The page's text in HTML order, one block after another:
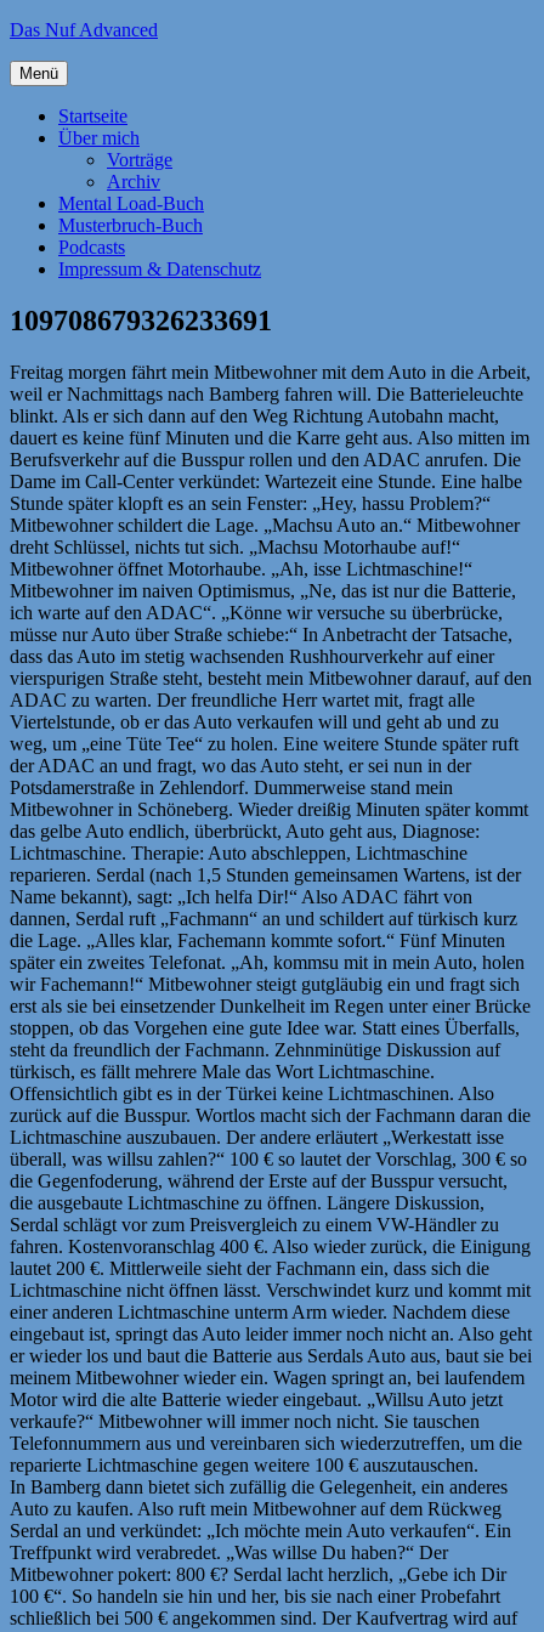
Zum
springen
Das Nuf Advanced
Menü
Startseite
Über mich
Vorträge
Archiv
Mental Load-Buch
Musterbruch-Buch
Podcasts
Impressum & Datenschutz
109708679326233691
Freitag morgen fährt mein Mitbewohner mit dem Auto in die Arbeit,
weil er Nachmittags nach Bamberg fahren will. Die Batterieleuchte
blinkt. Als er sich dann auf den Weg Richtung Autobahn macht,
dauert es keine fünf Minuten und die Karre geht aus. Also mitten im
Berufsverkehr auf die Busspur rollen und den ADAC anrufen. Die
Dame im Call-Center verkündet: Wartezeit eine Stunde. Eine halbe
Stunde später klopft es an sein Fenster: „Hey, hassu Problem?“
Mitbewohner schildert die Lage. „Machsu Auto an.“ Mitbewohner
dreht Schlüssel, nichts tut sich. „Machsu Motorhaube auf!“
Mitbewohner öffnet Motorhaube. „Ah, isse Lichtmaschine!“
Mitbewohner im naiven Optimismus, „Ne, das ist nur die Batterie,
ich warte auf den ADAC“. „Könne wir versuche su überbrücke,
müsse nur Auto über Straße schiebe:“ In Anbetracht der Tatsache,
dass das Auto im stetig wachsenden Rushhourverkehr auf einer
vierspurigen Straße steht, besteht mein Mitbewohner darauf, auf den
ADAC zu warten. Der freundliche Herr wartet mit, fragt alle
Viertelstunde, ob er das Auto verkaufen will und geht ab und zu
weg, um „eine Tüte Tee“ zu holen. Eine weitere Stunde später ruft
der ADAC an und fragt, wo das Auto steht, er sei nun in der
Potsdamerstraße in Zehlendorf. Dummerweise stand mein
Mitbewohner in Schöneberg. Wieder dreißig Minuten später kommt
das gelbe Auto endlich, überbrückt, Auto geht aus, Diagnose:
Lichtmaschine. Therapie: Auto abschleppen, Lichtmaschine
reparieren. Serdal (nach 1,5 Stunden gemeinsamen Wartens, ist der
Name bekannt), sagt: „Ich helfa Dir!“ Also ADAC fährt von
dannen, Serdal ruft „Fachmann“ an und schildert auf türkisch kurz
die Lage. „Alles klar, Fachemann kommte sofort.“ Fünf Minuten
später ein zweites Telefonat. „Ah, kommsu mit in mein Auto, holen
wir Fachemann!“ Mitbewohner steigt gutgläubig ein und fragt sich
erst als sie bei einsetzender Dunkelheit im Regen unter einer Brücke
stoppen, ob das Vorgehen eine gute Idee war. Statt eines Überfalls,
steht da freundlich der Fachmann. Zehnminütige Diskussion auf
türkisch, es fällt mehrere Male das Wort Lichtmaschine.
Offensichtlich gibt es in der Türkei keine Lichtmaschinen. Also
zurück auf die Busspur. Wortlos macht sich der Fachmann daran die
Lichtmaschine auszubauen. Der andere erläutert „Werkestatt isse
überall, was willsu zahlen?“ 100 € so lautet der Vorschlag, 300 € so
die Gegenfoderung, während der Erste auf der Busspur versucht,
die ausgebaute Lichtmaschine zu öffnen. Längere Diskussion,
Serdal schlägt vor zum Preisvergleich zu einem VW-Händler zu
fahren. Kostenvoranschlag 400 €. Also wieder zurück, die Einigung
lautet 200 €. Mittlerweile sieht der Fachmann ein, dass sich die
Lichtmaschine nicht öffnen lässt. Verschwindet kurz und kommt mit
einer anderen Lichtmaschine unterm Arm wieder. Nachdem diese
eingebaut ist, springt das Auto leider immer noch nicht an. Also geht
er wieder los und baut die Batterie aus Serdals Auto aus, baut sie bei
meinem Mitbewohner wieder ein. Wagen springt an, bei laufendem
Motor wird die alte Batterie wieder eingebaut. „Willsu Auto jetzt
verkaufe?“ Mitbewohner will immer noch nicht. Sie tauschen
Telefonnummern aus und vereinbaren sich wiederzutreffen, um die
reparierte Lichtmaschine gegen weitere 100 € auszutauschen.
In Bamberg dann bietet sich zufällig die Gelegenheit, ein anderes
Auto zu kaufen. Also ruft mein Mitbewohner auf dem Rückweg
Serdal an und verkündet: „Ich möchte mein Auto verkaufen“. Ein
Treffpunkt wird verabredet. „Was willse Du haben?“ Der
Mitbewohner pokert: 800 €? Serdal lacht herzlich, „Gebe ich Dir
100 €“. So handeln sie hin und her, bis sie nach einer Probefahrt
schließlich bei 500 € angekommen sind. Der Kaufvertrag wird auf